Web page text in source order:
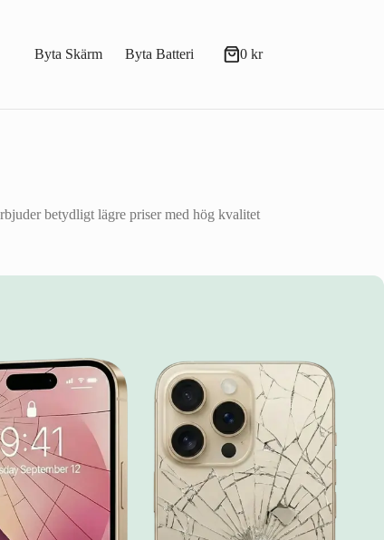
Byta Skärm Byta Batteri Varukorg
0 kr
betydligt lägre priser med hög kvalitet